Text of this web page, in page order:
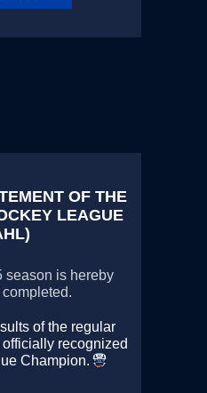
OF THE
LEAGUE
season is hereby
of the regular
officially recognized
Champion.